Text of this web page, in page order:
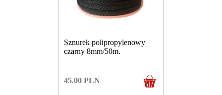
Sznurek polipropylenowy
czarny 8mm/50m.
45.00 PLN